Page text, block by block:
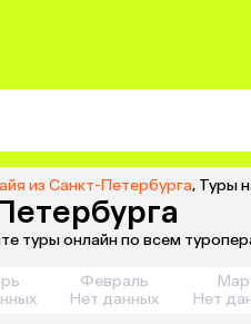
из Санкт-Петербурга, Туры
туры онлайн по всем
Февраль
Нет данных
Нет